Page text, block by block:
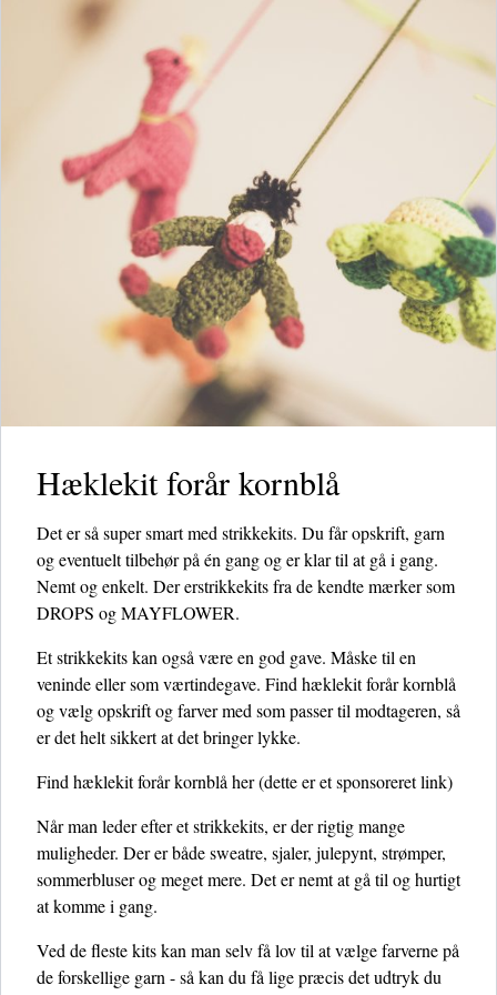
Hæklekit forår kornblå
Det er så super smart med strikkekits. Du får opskrift, garn
og eventuelt tilbehør på én gang og er klar til at gå i gang.
Nemt og enkelt. Der erstrikkekits fra de kendte mærker som
DROPS og MAYFLOWER.
Et strikkekits kan også være en god gave. Måske til en
veninde eller som værtindegave. Find hæklekit forår kornblå
og vælg opskrift og farver med som passer til modtageren, så
er det helt sikkert at det bringer lykke.
Find hæklekit forår kornblå her(dette er et sponsoreret link)
Når man leder efter et strikkekits, er der rigtig mange
muligheder. Der er både sweatre, sjaler, julepynt, strømper,
sommerbluser og meget mere. Det er nemt at gå til og hurtigt
at komme i gang.
Ved de fleste kits kan man selv få lov til at vælge farverne på
de forskellige garn - så kan du få lige præcis det udtryk du